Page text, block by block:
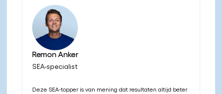
Remon Anker
SEA-specialist
Deze SEA-topper is van mening dat resultaten altijd beter